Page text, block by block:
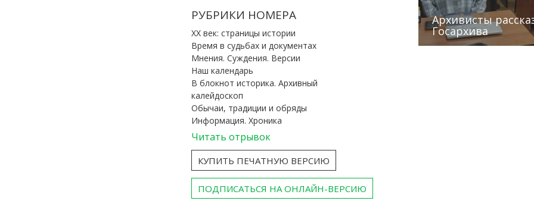
РУБРИКИ НОМЕРА
ХХ век: страницы истории
Время в судьбах и документах
Мнения. Суждения. Версии
Наш календарь
В блокнот историка. Архивный
калейдоскоп
Обычаи, традиции и обряды
Информация. Хроника
Читать отрывок
КУПИТЬ ПЕЧАТНУЮ ВЕРСИЮ
ПОДПИСАТЬСЯ НА ОНЛАЙН-ВЕРСИЮ
Победители
«Архивные фонды
туган як тарихын
Архивисты
Госархива
Сотрудники
Эхо веков»
(КХТИ)
«Мир архивов